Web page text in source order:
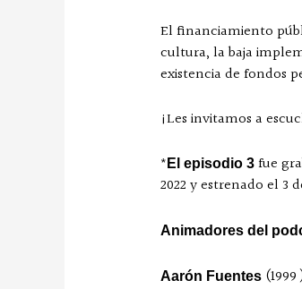
El financiamiento
cultura, la baja
existencia de fondos
¡Les invitamos a
* El episodio 3fue
2022 y estrenado el 3
Animadores del
Aarón Fuentes(1999